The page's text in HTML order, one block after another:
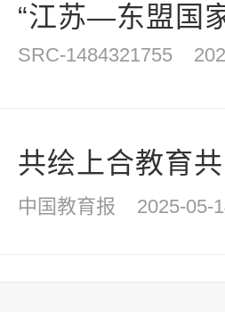
“江苏—东盟国
SRC-1484321755
共绘上合教育
中国教育报 2025-05-